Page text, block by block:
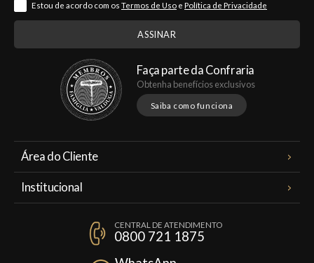
Estou de acordo com os Termos de Uso e Política de Privacidade
Faça parte da Confraria
Obtenha benefícios exclusivos
Saiba como funciona
Área do Cliente
Institucional
Política de PrivacidadeCENTRAL DE ATENDIMENTO
0800 721 1875